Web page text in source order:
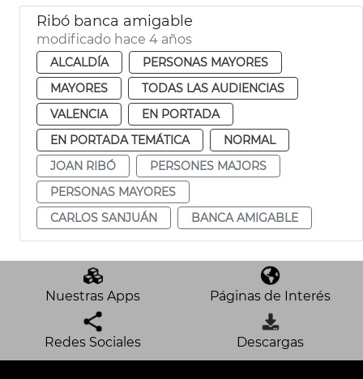
Ribó banca amigable
modificado hace 4 años
ALCALDÍA
PERSONAS MAYORES
MAYORES
TODAS LAS AUDIENCIAS
VALENCIA
EN PORTADA
EN PORTADA TEMÁTICA
NORMAL
JOAN RIBÓ
PERSONES MAJORS
PERSONAS MAYORES
CARLOS SANJUÁN
BANCA AMIGABLE
Nuestras Apps Páginas de Interés
Redes Sociales Descargas